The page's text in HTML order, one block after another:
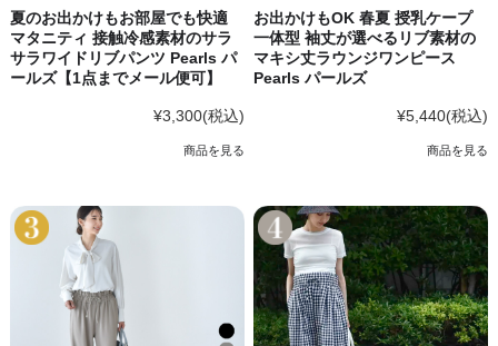
夏のお出かけもお部屋でも快適
マタニティ 接触冷感素材のサラ
サラワイドリブパンツ Pearls パ
ールズ【1点までメール便可】
¥3,300(税込)
商品を見る
お出かけもOK 春夏 授乳ケープ
一体型 袖丈が選べるリブ素材の
マキシ丈ラウンジワンピース
Pearls パールズ
¥5,440(税込)
商品を見る